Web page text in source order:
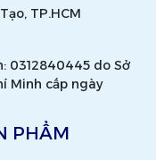
TP.HCM
0312840445 do Sở
Minh cấp ngày
PHẨM